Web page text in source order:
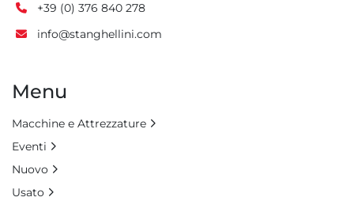
+39 (0) 376 840 278
info@stanghellini.com
Menu
Macchine e Attrezzature
Eventi
Nuovo
Usato